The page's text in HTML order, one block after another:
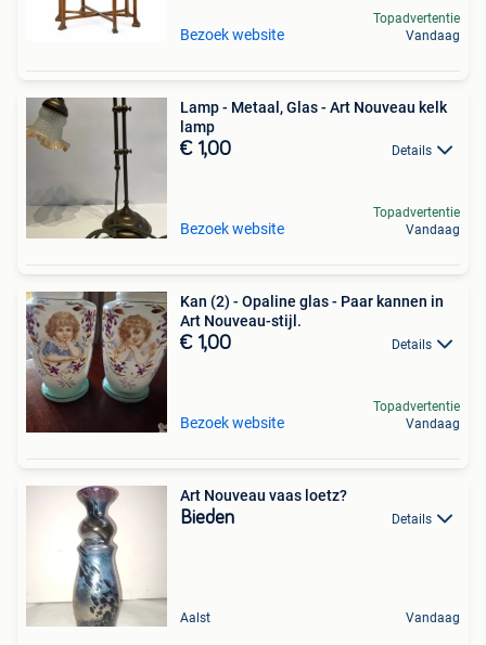
Bezoek website
Topadvertentie
Vandaag
Lamp - Metaal, Glas - Art Nouveau kelk
lamp
€ 1,00 Details
Bezoek website
Topadvertentie
Vandaag
Kan (2) - Opaline glas - Paar kannen in
Art Nouveau-stijl.
€ 1,00 Details
Bezoek website
Topadvertentie
Vandaag
Art Nouveau vaas loetz?
Bieden Details
Aalst Vandaag